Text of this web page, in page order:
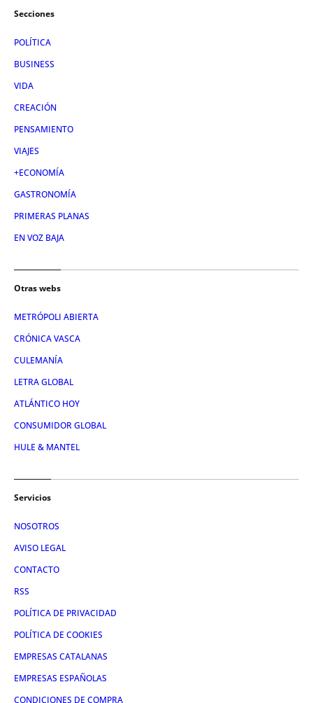
Secciones
POLÍTICA
BUSINESS
VIDA
CREACIÓN
PENSAMIENTO
VIAJES
+ECONOMÍA
GASTRONOMÍA
PRIMERAS PLANAS
EN VOZ BAJA
Otras webs
METRÓPOLI ABIERTA
CRÓNICA VASCA
CULEMANÍA
LETRA GLOBAL
ATLÁNTICO HOY
CONSUMIDOR GLOBAL
HULE & MANTEL
Servicios
NOSOTROS
AVISO LEGAL
CONTACTO
RSS
POLÍTICA DE PRIVACIDAD
POLÍTICA DE COOKIES
EMPRESAS CATALANAS
EMPRESAS ESPAÑOLAS
CONDICIONES DE COMPRA